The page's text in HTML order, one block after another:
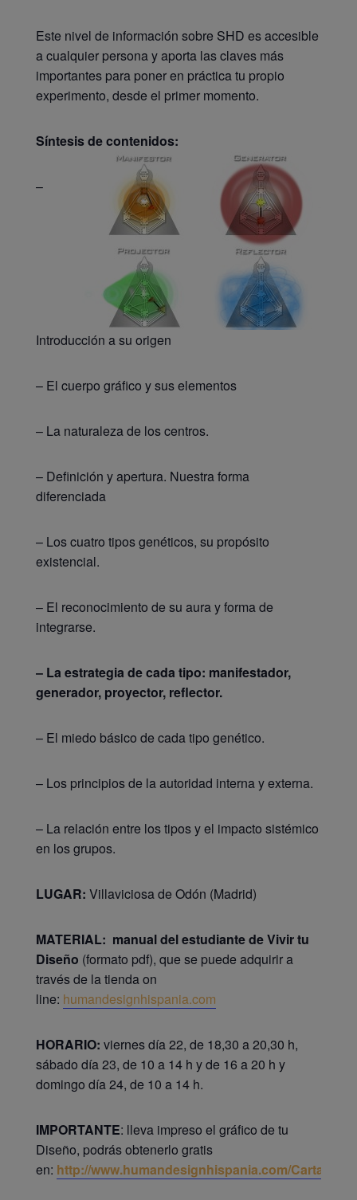
Este nivel de información sobre SHD es accesible
a cualquier persona y aporta las claves más
importantes para poner en práctica tu propio
experimento, desde el primer momento.
Síntesis de contenidos:
–
Introducción a su origen
– El cuerpo gráfico y sus elementos
– La naturaleza de los centros.
– Definición y apertura. Nuestra forma
diferenciada
– Los cuatro tipos genéticos, su propósito
existencial.
– El reconocimiento de su aura y forma de
integrarse.
– La estrategia de cada tipo: manifestador,
generador, proyector, reflector.
– El miedo básico de cada tipo genético.
– Los principios de la autoridad interna y externa.
– La relación entre los tipos y el impacto sistémico
en los grupos.
LUGAR: Villaviciosa de Odón (Madrid)
MATERIAL: manual del estudiante de Vivir tu
Diseño (formato pdf), que se puede adquirir a
través de la tienda on
line: humandesignhispania.com
HORARIO: viernes día 22, de 18,30 a 20,30 h,
sábado día 23, de 10 a 14 h y de 16 a 20 h y
domingo día 24, de 10 a 14 h.
IMPORTANTE: lleva impreso el gráfico de tu
Diseño, podrás obtenerlo gratis
en: http://www.humandesignhispania.com/Cartas